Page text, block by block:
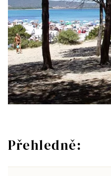
Přehledně: